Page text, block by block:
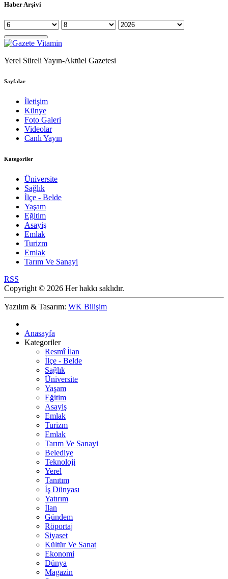
Haber Arşivi
Yerel Süreli Yayın-Aktüel Gazetesi
Sayfalar
İletişim
Künye
Foto Galeri
Videolar
Canlı Yayın
Kategoriler
Üniversite
Sağlık
İlçe - Belde
Yaşam
Eğitim
Asayiş
Emlak
Turizm
Emlak
Tarım Ve Sanayi
RSS
Copyright © 2026 Her hakkı saklıdır.
Yazılım & Tasarım: WK Bilişim
Anasayfa
Kategoriler
Resmî İlan
İlçe - Belde
Sağlık
Üniversite
Yaşam
Eğitim
Asayiş
Emlak
Turizm
Emlak
Tarım Ve Sanayi
Belediye
Teknoloji
Yerel
Tanıtım
İş Dünyası
Yatırım
İlan
Gündem
Röportaj
Siyaset
Kültür Ve Sanat
Ekonomi
Dünya
Magazin